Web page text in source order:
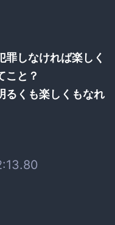
罪しなければ楽しく
こと？
るくも楽しくもなれ